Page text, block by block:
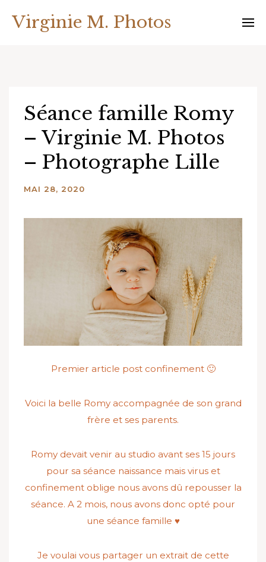
Virginie M. Photos
Séance famille Romy
– Virginie M. Photos
– Photographe Lille
MAI 28, 2020
Premier article post confinement 🙂
Voici la belle Romy accompagnée de son grand
frère et ses parents.
Romy devait venir au studio avant ses 15 jours
pour sa séance naissance mais virus et
confinement oblige nous avons dû repousser la
séance. A 2 mois, nous avons donc opté pour
une séance famille ♥
Je voulai vous partager un extrait de cette